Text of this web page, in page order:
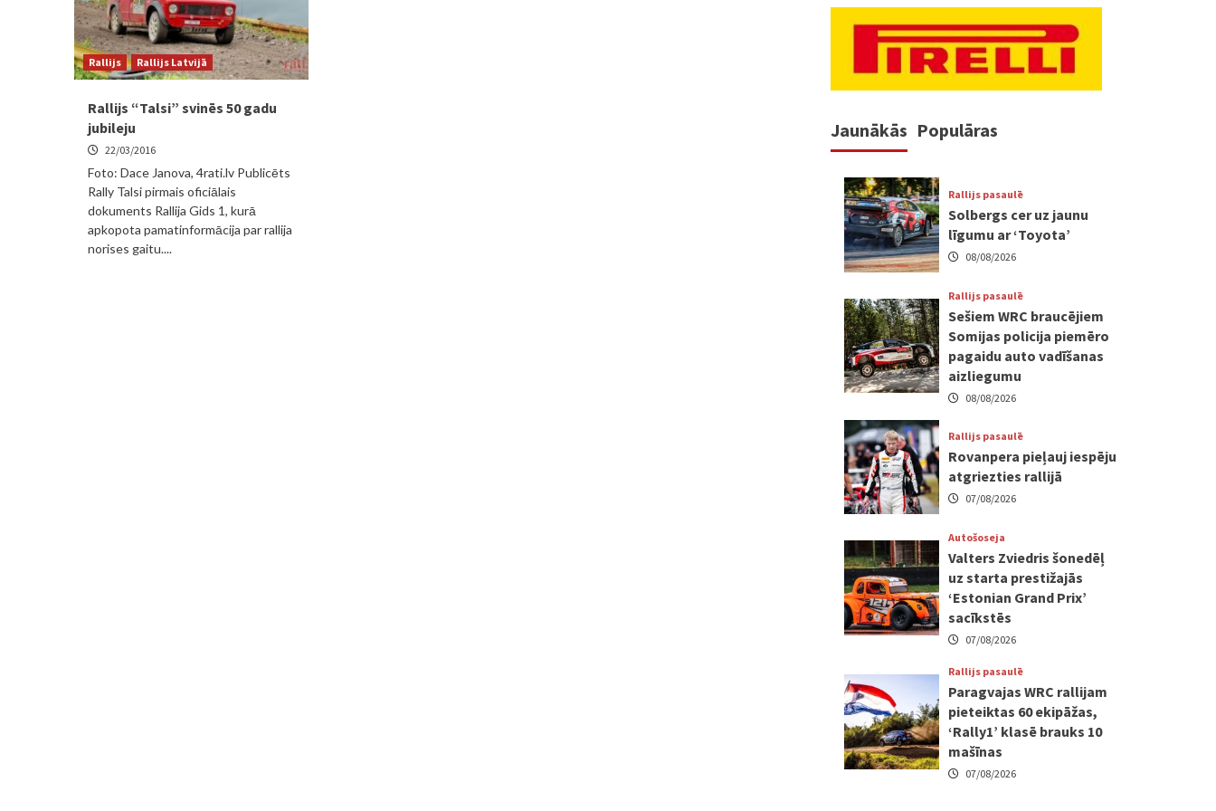
Rallijs Rallijs Latvijā
Rallijs “Talsi” svinēs 50 gadu
jubileju
22/03/2016
Foto: Dace Janova, 4rati.lv Publicēts
Rally Talsi pirmais oficiālais
dokuments Rallija Gids 1, kurā
apkopota pamatinformācija par rallija
norises gaitu....
Jaunākās Populāras
Rallijs pasaulē
Solbergs cer uz jaunu
līgumu ar ‘Toyota’
08/08/2026
Rallijs pasaulē
Sešiem WRC braucējiem
Somijas policija piemēro
pagaidu auto vadīšanas
aizliegumu
08/08/2026
Rallijs pasaulē
Rovanpera pieļauj iespēju
atgriezties rallijā
07/08/2026
Autošoseja
Valters Zviedris šonedēļ
uz starta prestižajās
‘Estonian Grand Prix’
sacīkstēs
07/08/2026
Rallijs pasaulē
Paragvajas WRC rallijam
pieteiktas 60 ekipāžas,
‘Rally1’ klasē brauks 10
mašīnas
07/08/2026